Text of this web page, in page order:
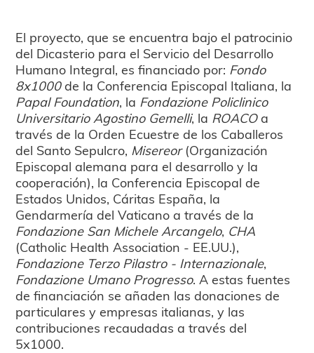
El proyecto, que se encuentra bajo el patrocinio
del Dicasterio para el Servicio del Desarrollo
Humano Integral, es financiado por: Fondo
8x1000de la Conferencia Episcopal Italiana, la
Papal Foundation, la Fondazione Policlinico
Universitario Agostino Gemelli, la ROACOa
través de la Orden Ecuestre de los Caballeros
del Santo Sepulcro, Misereor(Organización
Episcopal alemana para el desarrollo y la
cooperación), la Conferencia Episcopal de
Estados Unidos, Cáritas España, la
Gendarmería del Vaticano a través de la
Fondazione San Michele Arcangelo, CHA
(Catholic Health Association - EE.UU.),
Fondazione Terzo Pilastro - Internazionale,
Fondazione Umano Progresso. A estas fuentes
de financiación se añaden las donaciones de
particulares y empresas italianas, y las
contribuciones recaudadas a través del
5x1000.